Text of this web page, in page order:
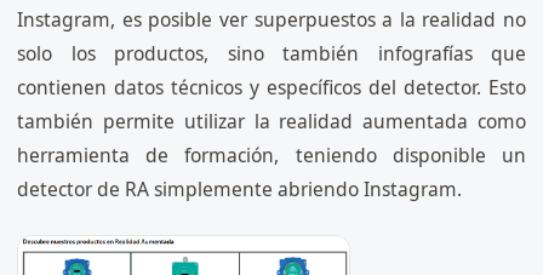
Instagram, es posible ver superpuestos a la realidad no
solo los productos, sino también infografías que
contienen datos técnicos y específicos del detector. Esto
también permite utilizar la realidad aumentada como
herramienta de formación, teniendo disponible un
detector de RA simplemente abriendo Instagram.